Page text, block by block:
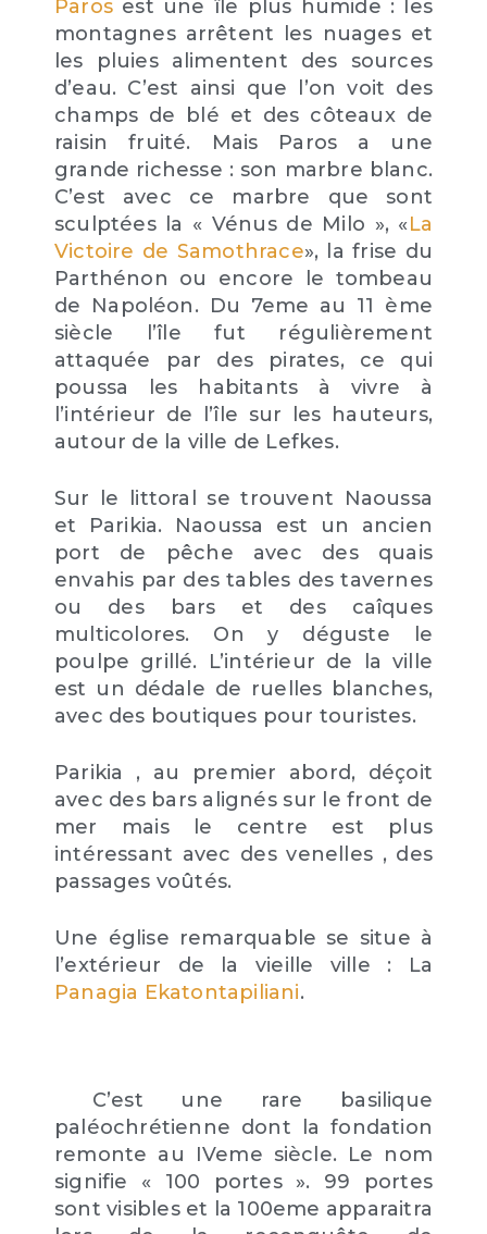
Paros est une île plus humide : les
montagnes arrêtent les nuages et
les pluies alimentent des sources
d’eau. C’est ainsi que l’on voit des
champs de blé et des côteaux de
raisin fruité. Mais Paros a une
grande richesse : son marbre blanc.
C’est avec ce marbre que sont
sculptées la « Vénus de Milo », «La
Victoire de Samothrace», la frise du
Parthénon ou encore le tombeau
de Napoléon. Du 7eme au 11 ème
siècle l’île fut régulièrement
attaquée par des pirates, ce qui
poussa les habitants à vivre à
l’intérieur de l’île sur les hauteurs,
autour de la ville de Lefkes.
Sur le littoral se trouvent Naoussa
et Parikia. Naoussa est un ancien
port de pêche avec des quais
envahis par des tables des tavernes
ou des bars et des caîques
multicolores. On y déguste le
poulpe grillé. L’intérieur de la ville
est un dédale de ruelles blanches,
avec des boutiques pour touristes.
Parikia , au premier abord, déçoit
avec des bars alignés sur le front de
mer mais le centre est plus
intéressant avec des venelles , des
passages voûtés.
Une église remarquable se situe à
l’extérieur de la vieille ville : La
Panagia Ekatontapiliani.
C’est une rare basilique
paléochrétienne dont la fondation
remonte au IVeme siècle. Le nom
signifie « 100 portes ». 99 portes
sont visibles et la 100eme apparaitra